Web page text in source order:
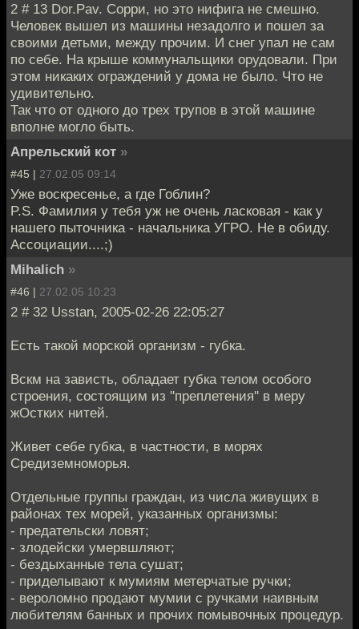
2 # 13 Dor.Pav. Сорри, но это нифига не смешно.
Человек вышел из машины незадолго и пошел за
своими детьми, между прочим. И снег упал не сам
по себе. На крыше коммунальщики орудовали. При
этом никаких ограждений у дома не было. Что не
удивительно.
Так что от одного до трех трупов в этой машине
вполне могло быть.
Апрельский кот »
#45 | 27.02.05 09:14
Уже воскресенье, а где Гоблин?
P.S. Фамилия у тебя уж не очень ласковая - как у
нашего пыточника - начальника УГРО. Не в обиду.
Ассоциации....;)
Mihalich »
#46 | 27.02.05 10:23
2 # 32 Usstan, 2005-02-26 22:05:27
Есть такой морской организм - губка.
Вскм на зависть, обладает губка телом особого
строения, состоящим из ''преплетения'' в меру
жОстких нитей.
Живет себе губка, в частности, в морях
Средиземноморья.
Отдельные группы граждан, из числа живущих в
районах тех морей, указанных организмы:
- предательски ловят;
- злодейски умервшляют;
- бездыханные тела сушат;
- приделывают к мумиям метерчатые ручки;
- вероломно продают мумии с ручками наивным
любителям банных и прочих помывочных процедур.